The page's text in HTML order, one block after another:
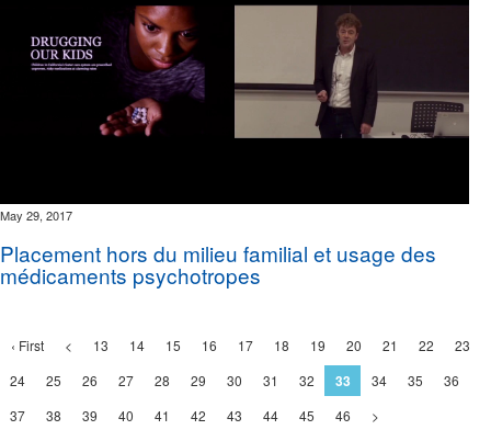
May 29, 2017
Placement hors du milieu familial et usage des
médicaments psychotropes
‹ First < 13 14 15 16 17 18 19 20 21 22
23
24
25 26 27 28 29 30 31 32 33 34 35
36
37
38 39 40 41 42 43 44 45 46 >